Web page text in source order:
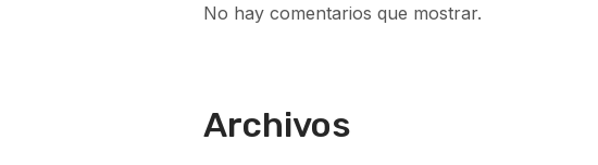
No hay comentarios que mostrar.
Archivos